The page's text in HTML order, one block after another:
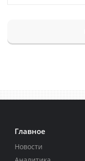
Главное
Новости